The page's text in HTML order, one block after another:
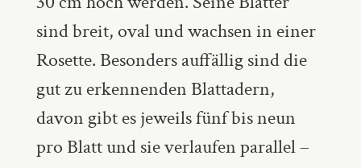
sind breit, oval und wachsen in einer
Rosette. Besonders auffällig sind die
gut zu erkennenden Blattadern,
davon gibt es jeweils fünf bis neun
pro Blatt und sie verlaufen parallel –